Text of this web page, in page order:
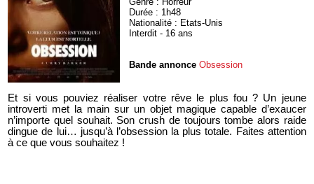
Durée : 1h48
Nationalité : Etats-Unis
Interdit - 16 ans
Bande annonce Obsession
Et si vous pouviez réaliser votre rêve le plus fou ? Un jeune
introverti met la main sur un objet magique capable d’exaucer
n’importe quel souhait. Son crush de toujours tombe alors raide
dingue de lui… jusqu’à l’obsession la plus totale. Faites attention
à ce que vous souhaitez !